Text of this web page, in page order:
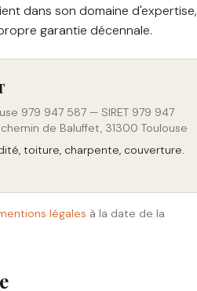
dans son domaine d'expertise,
garantie décennale.
979 947 587 — SIRET 979 947
de Baluffet, 31300 Toulouse
toiture, charpente, couverture.
légales à la date de la